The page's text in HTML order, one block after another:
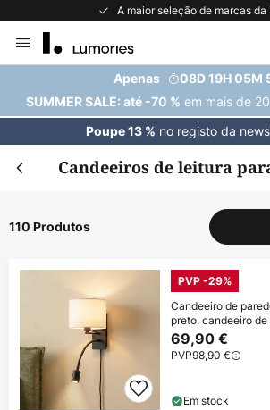
A maior seleção de marcas da
para
Conteúdo
Apenas
08D 19H 05M
SUMMER SALE: até -70 % em mais de
Poupe 13 % no registo da
Candeeiros de leitura
110 Produtos
PVP -29%
Candeeiro de
preto, candeeiro
69,90 €
PVP98,90 €
Em stock